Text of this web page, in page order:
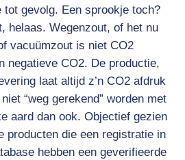
tot gevolg. Een sprookje toch?
helaas. Wegenzout, of het nu
vacuümzout is niet CO2
negatieve CO2. De productie,
laat altijd z’n CO2 afdruk
“weg gerekend” worden met
aard dan ook. Objectief gezien
producten die een registratie in
hebben een geverifieerde